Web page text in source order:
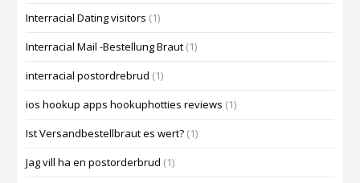
Interracial Dating visitors (1)
Interracial Mail -Bestellung Braut (1)
interracial postordrebrud (1)
ios hookup apps hookuphotties reviews (1)
Ist Versandbestellbraut es wert? (1)
Jag vill ha en postorderbrud (1)